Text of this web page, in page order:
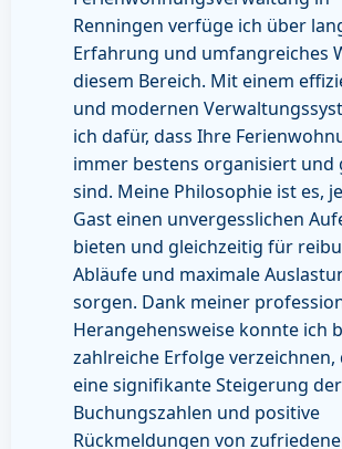
Renningen verfüge ich über
Erfahrung und umfangreiches
diesem Bereich. Mit einem
und modernen
ich dafür, dass Ihre
immer bestens organisiert und
sind. Meine Philosophie ist es,
Gast einen unvergesslichen
bieten und gleichzeitig für
Abläufe und maximale
sorgen. Dank meiner
Herangehensweise konnte ich
zahlreiche Erfolge
eine signifikante Steigerung der
Buchungszahlen und positive
Rückmeldungen von